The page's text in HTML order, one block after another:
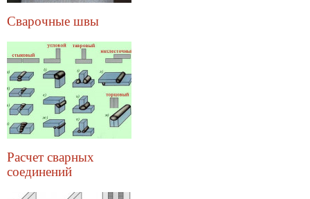
Сварочные швы
Расчет сварных
соединений